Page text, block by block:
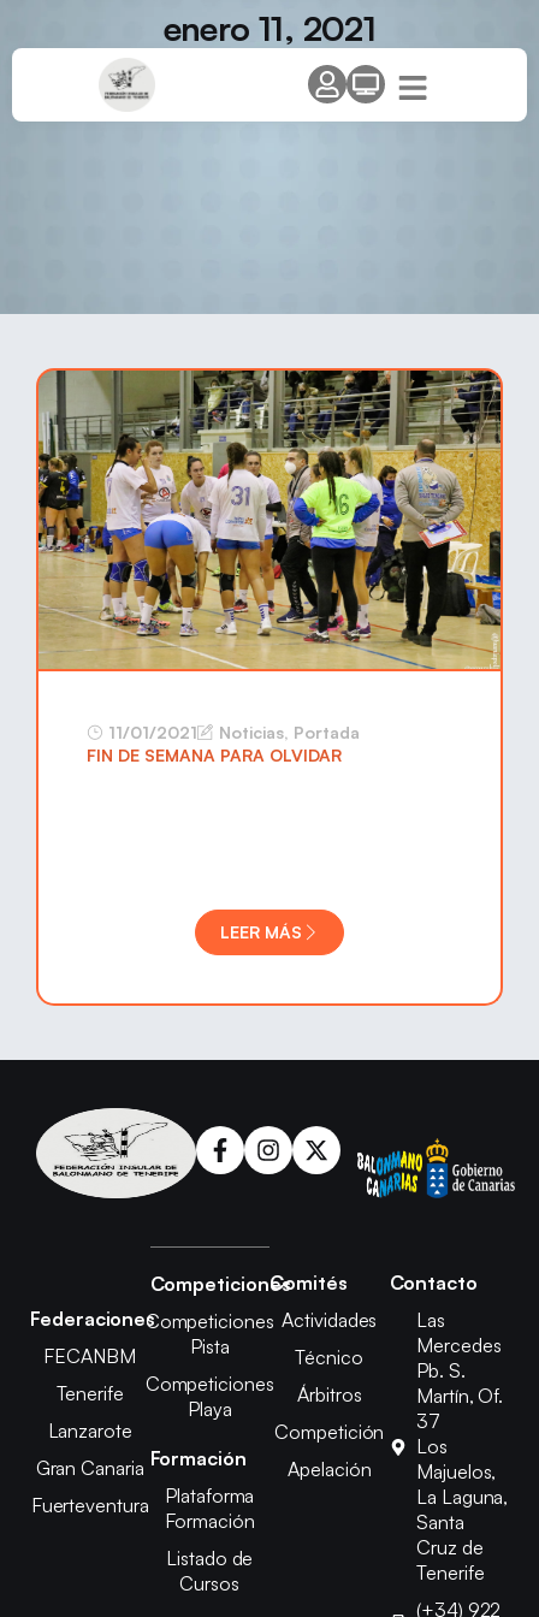
enero 11, 2021
11/01/2021 Noticias, Portada
FIN DE SEMANA PARA OLVIDAR
LEER MÁS
Federaciones
FECANBM
Tenerife
Lanzarote
Gran Canaria
Fuerteventura
Competiciones
Competiciones
Pista
Competiciones
Playa
Formación
Plataforma
Formación
Listado de
Cursos
Comités
Actividades
Técnico
Árbitros
Competición
Apelación
Contacto
Las
Mercedes
Pb. S.
Martín, Of.
37
Los
Majuelos,
La Laguna,
Santa
Cruz de
Tenerife
(+34) 922